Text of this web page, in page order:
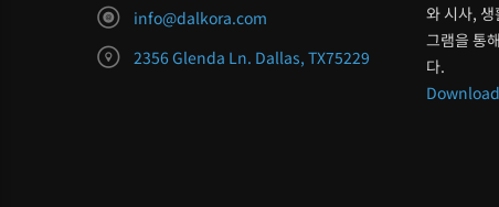
info@dalkora.com
2356 Glenda Ln. Dallas, TX75229
와 시사,
그램을 통
다.